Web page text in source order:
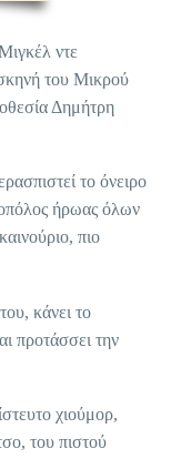
ντε
του Μικρού
Δημήτρη
το όνειρο
ήρωας όλων
πιο
κάνει το
προτάσσει την
χιούμορ,
του πιστού